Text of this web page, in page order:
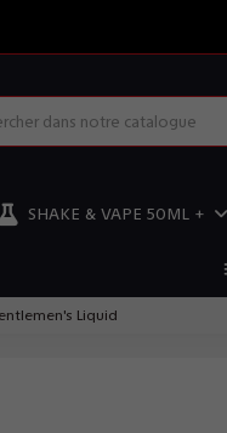
SHAKE & VAPE 50ML +
Liquid